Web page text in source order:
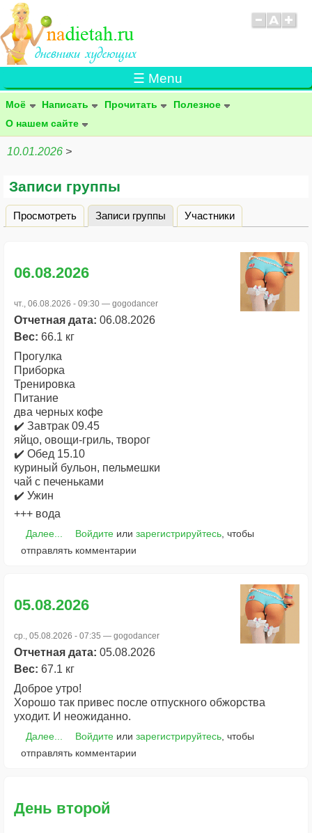
☰ Menu
Моё Написать Прочитать
Полезное
О нашем сайте
10.01.2026 >
Записи группы
Главные вкладки
Просмотреть Записи группы (активная вкладка)
Участники
06.08.2026
чт., 06.08.2026 - 09:30 — gogodancer
Отчетная дата: 06.08.2026
Вес: 66.1 кг
Прогулка
Приборка
Тренировка
Питание
два черных кофе
✔️ Завтрак 09.45
яйцо, овощи-гриль, творог
✔️ Обед 15.10
куриный бульон, пельмешки
чай с печеньками
✔️ Ужин
+++ вода
Далее... Войдитеили зарегистрируйтесь, чтобы
отправлять комментарии
05.08.2026
ср., 05.08.2026 - 07:35 — gogodancer
Отчетная дата: 05.08.2026
Вес: 67.1 кг
Доброе утро!
Хорошо так привес после отпускного обжорства
уходит. И неожиданно.
Далее... Войдитеили зарегистрируйтесь, чтобы
отправлять комментарии
День второй